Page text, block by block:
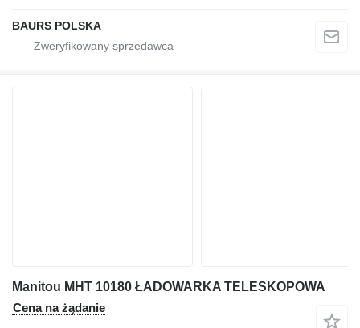
BAURS POLSKA
Manitou MHT 10180 ŁADOWARKA TELESKOPOWA
Cena na żądanie